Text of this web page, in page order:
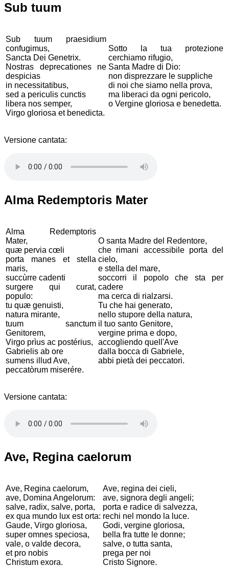
Sub tuum
Sub tuum praesidium
confugimus,
Sancta Dei Genetrix.
Nostras deprecationes ne
despicias
in necessitatibus,
sed a periculis cunctis
libera nos semper,
Virgo gloriosa et benedicta.
Sotto la tua protezione
cerchiamo rifugio,
Santa Madre di Dio:
non disprezzare le suppliche
di noi che siamo nella prova,
ma liberaci da ogni pericolo,
o Vergine gloriosa e benedetta.
Versione cantata:
Alma Redemptoris Mater
Alma Redemptoris
Mater,
quæ pervia cœli
porta manes et stella
maris,
succùrre cadenti
surgere qui curat,
populo:
tu quæ genuisti,
natura mirante,
tuum sanctum
Genitorem,
Virgo prìus ac postérius,
Gabrielis ab ore
sumens illud Ave,
peccatòrum miserére.
O santa Madre del Redentore,
che rimani accessibile porta del
cielo,
e stella del mare,
soccorri il popolo che sta per
cadere
ma cerca di rialzarsi.
Tu che hai generato,
nello stupore della natura,
il tuo santo Genitore,
vergine prima e dopo,
accogliendo quell'Ave
dalla bocca di Gabriele,
abbi pietà dei peccatori.
Versione cantata:
Ave, Regina caelorum
Ave, Regina caelorum,
ave, Domina Angelorum:
salve, radix, salve, porta,
ex qua mundo lux est orta:
Gaude, Virgo gloriosa,
super omnes speciosa,
vale, o valde decora,
et pro nobis
Christum exora.
Ave, regina dei cieli,
ave, signora degli angeli;
porta e radice di salvezza,
rechi nel mondo la luce.
Godi, vergine gloriosa,
bella fra tutte le donne;
salve, o tutta santa,
prega per noi
Cristo Signore.